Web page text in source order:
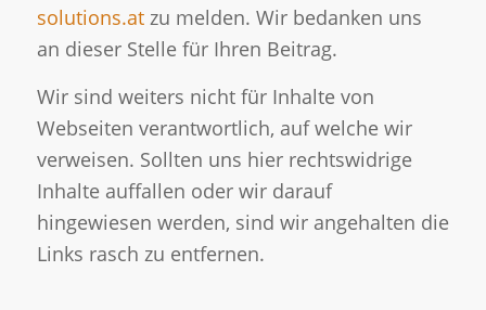
solutions.atzu melden. Wir bedanken uns
an dieser Stelle für Ihren Beitrag.
Wir sind weiters nicht für Inhalte von
Webseiten verantwortlich, auf welche wir
verweisen. Sollten uns hier rechtswidrige
Inhalte auffallen oder wir darauf
hingewiesen werden, sind wir angehalten die
Links rasch zu entfernen.